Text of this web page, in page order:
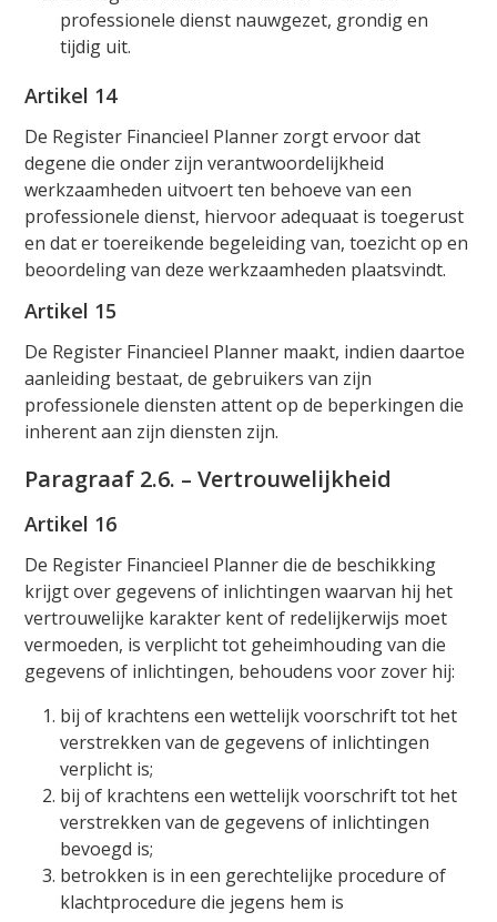
professionele dienst nauwgezet, grondig en
tijdig uit.
Artikel 14
De Register Financieel Planner zorgt ervoor dat
degene die onder zijn verantwoordelijkheid
werkzaamheden uitvoert ten behoeve van een
professionele dienst, hiervoor adequaat is toegerust
en dat er toereikende begeleiding van, toezicht op en
beoordeling van deze werkzaamheden plaatsvindt.
Artikel 15
De Register Financieel Planner maakt, indien daartoe
aanleiding bestaat, de gebruikers van zijn
professionele diensten attent op de beperkingen die
inherent aan zijn diensten zijn.
Paragraaf 2.6. – Vertrouwelijkheid
Artikel 16
De Register Financieel Planner die de beschikking
krijgt over gegevens of inlichtingen waarvan hij het
vertrouwelijke karakter kent of redelijkerwijs moet
vermoeden, is verplicht tot geheimhouding van die
gegevens of inlichtingen, behoudens voor zover hij:
bij of krachtens een wettelijk voorschrift tot het
verstrekken van de gegevens of inlichtingen
verplicht is;
bij of krachtens een wettelijk voorschrift tot het
verstrekken van de gegevens of inlichtingen
bevoegd is;
betrokken is in een gerechtelijke procedure of
klachtprocedure die jegens hem is